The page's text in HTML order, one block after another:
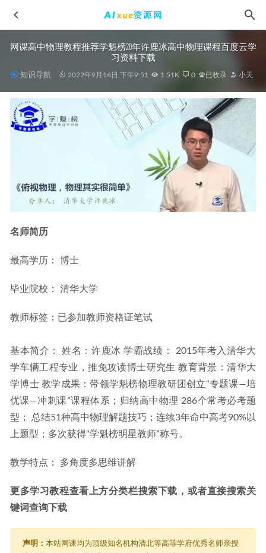
网课高中物理教程推荐学魁榜20年许鹿冰高中物理课程百度云学
习资料下载
知识导航 2022年9月16日 下午9:51 1.51K 0 已收录 小天
名师简历
最高学历： 博士
毕业院校： 清华大学
教师标签： 已参加教师资格证笔试
基本简介： 姓名：许鹿冰 学霸战绩： 2015年考入清华大
学车辆工程专业，推免攻读博士研究生 教育背景：清华大
学博士 教学成果：带领学魁榜物理教研团创立“专题课—培
优课—冲刺课”课程体系；归纳高中物理 286个常考必考题
型； 总结51种高中物理解题技巧；连续3年命中高考90%以
上题型；多次获得“学魁榜明星教师”称号。
教学特点： 多角度多思维讲解
更多学习教程查看上方分类栏搜索下载，或者直接搜索关
键词查询下载
声明： 本站网课均为顶级知名机构清北等高等学府优秀名师亲授
2023高考押题卷电子版2023金考卷《10年高考试题汇编》全
2024胡惠达高三化学秋季班24年高考化学一轮复习视频教程
+课堂笔记 2023-08-29
高中政治网课资源分享北京四中高中政治精品全套下载
有声读物中国近现代文学-诗歌-83集MP3，百度网盘打包下载